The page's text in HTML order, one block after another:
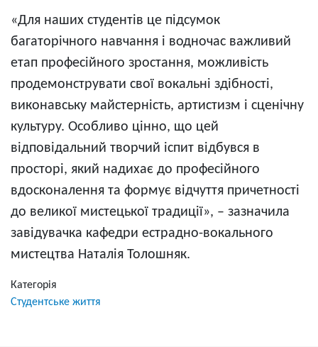
«Для наших студентів це підсумок
багаторічного навчання і водночас важливий
етап професійного зростання, можливість
продемонструвати свої вокальні здібності,
виконавську майстерність, артистизм і сценічну
культуру. Особливо цінно, що цей
відповідальний творчий іспит відбувся в
просторі, який надихає до професійного
вдосконалення та формує відчуття причетності
до великої мистецької традиції», – зазначила
завідувачка кафедри естрадно-вокального
мистецтва Наталія Толошняк.
Категорія
Студентське життя